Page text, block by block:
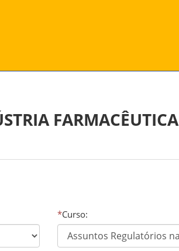
FARMACÊUTICA
*Curso: